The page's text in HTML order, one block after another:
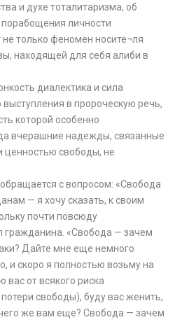
и духе тоталитаризма, об
личности
только феномен носите¬ля
находящей для себя алиби в
диалектика и сила
в пророческую речь,
которой особенно
вчерашние надежды, связанные
ценностью свободы, не
с вопросом: «Свобода
— я хочу сказать, к своим
почти повсюду
гражданина. «Свобода — зачем
Дайте мне еще немного
и скоро я полностью возьму на
вас от всякого риска
свободы), буду вас женить,
же вам еще? Свобода — зачем